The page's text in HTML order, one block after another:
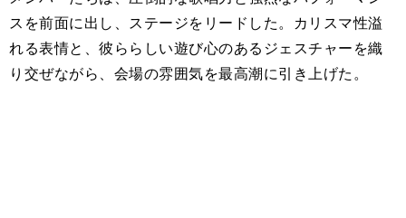
スを前面に出し、ステージをリードした。カリスマ性溢
れる表情と、彼ららしい遊び心のあるジェスチャーを織
り交ぜながら、会場の雰囲気を最高潮に引き上げた。